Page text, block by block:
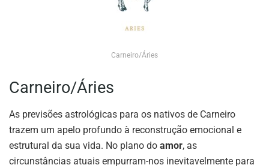
Carneiro/Áries
Carneiro/Áries
As previsões astrológicas para os nativos de Carneiro
trazem um apelo profundo à reconstrução emocional e
estrutural da sua vida. No plano do amor, as
circunstâncias atuais empurram-nos inevitavelmente para